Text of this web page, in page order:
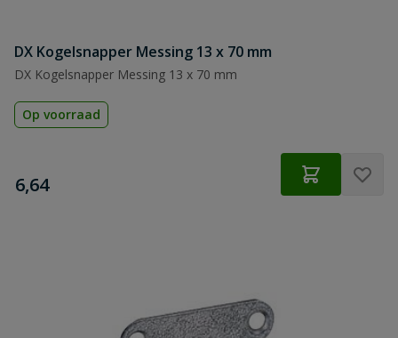
DX Kogelsnapper Messing 13 x 70 mm
DX Kogelsnapper Messing 13 x 70 mm
Op voorraad
€
6,64